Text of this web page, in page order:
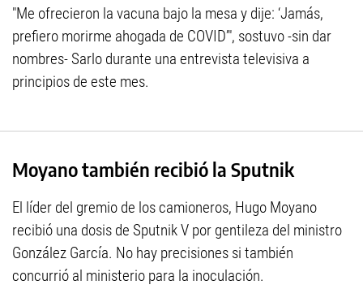
"Me ofrecieron la vacuna bajo la mesa y dije: ‘Jamás,
prefiero morirme ahogada de COVID’", sostuvo -sin dar
nombres- Sarlo durante una entrevista televisiva a
principios de este mes.
Moyano también recibió la Sputnik
El líder del gremio de los camioneros, Hugo Moyano
recibió una dosis de Sputnik V por gentileza del ministro
González García. No hay precisiones si también
concurrió al ministerio para la inoculación.